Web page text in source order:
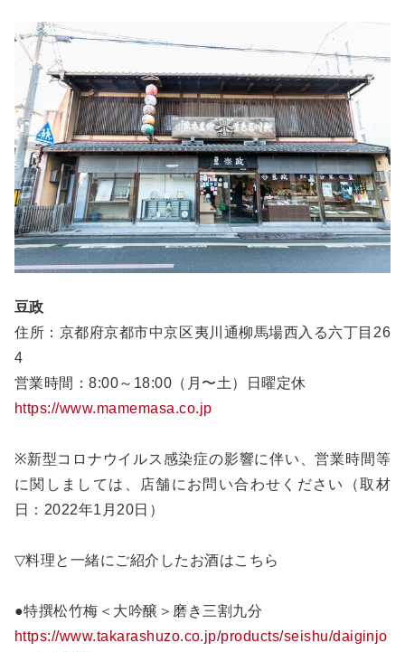
豆政
住所：京都府京都市中京区夷川通柳馬場西入る六丁目26
4
営業時間：8:00～18:00（月〜土）日曜定休
https://www.mamemasa.co.jp
※新型コロナウイルス感染症の影響に伴い、営業時間等
に関しましては、店舗にお問い合わせください（取材
日：2022年1月20日）
▽料理と一緒にご紹介したお酒はこちら
●特撰松竹梅＜大吟醸＞磨き三割九分
https://www.takarashuzo.co.jp/products/seishu/daiginjo